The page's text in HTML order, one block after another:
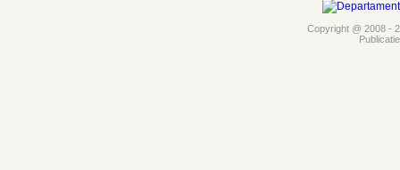
Copyright @ 2008 -